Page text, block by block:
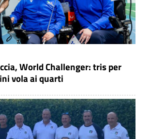
World Challenger: tris per
vola ai quarti